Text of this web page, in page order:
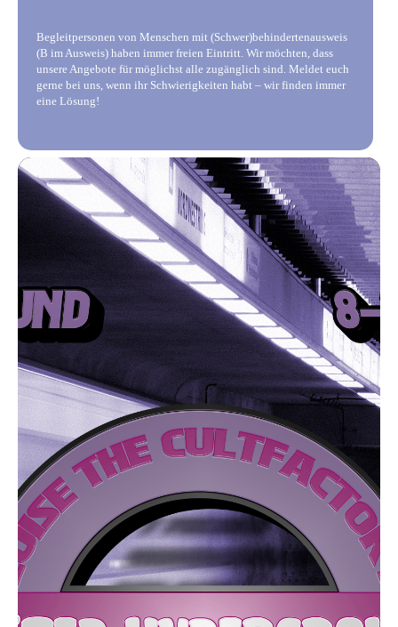
Begleitpersonen von Menschen mit (Schwer)behindertenausweis
(B im Ausweis) haben immer freien Eintritt. Wir möchten, dass
unsere Angebote für möglichst alle zugänglich sind. Meldet euch
gerne bei uns, wenn ihr Schwierigkeiten habt – wir finden immer
eine Lösung!